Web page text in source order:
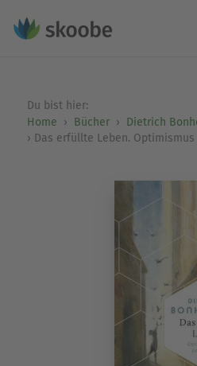
Du bist hier:
Home
Bücher
Dietrich
Das erfüllte Leben.